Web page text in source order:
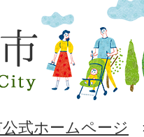
式ホームページ